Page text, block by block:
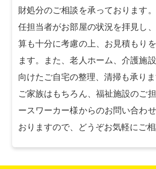
財処分のご相談を承っております
任担当者がお部屋の状況を拝見し
算も十分に考慮の上、お見積もり
ます。また、老人ホーム、介護施
向けたご自宅の整理、清掃も承りま
ご家族はもちろん、福祉施設のご
ースワーカー様からのお問い合わ
おりますので、どうぞお気軽にご相